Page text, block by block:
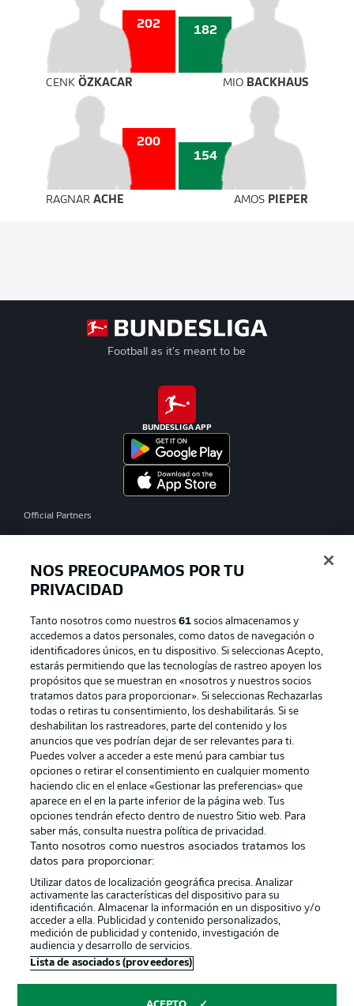
202 182
CENK ÖZKACAR MIO BACKHAUS
200
154
RAGNAR ACHE AMOS PIEPER
Football as it's meant to be
BUNDESLIGA APP
Official Partners
Publicidad Aviso legal
Gestionar las preferencias Declaracion de privacidad
Canales Trabajos
Jugadores Condiciones de uso
Sello Editorial Contacto
© 2026 Bundesliga-Gruppe GmbH
Elegir idioma
NOS PREOCUPAMOS POR TU
PRIVACIDAD
Tanto nosotros como nuestros61 socios almacenamos y
accedemos a datos personales, como datos de navegación o
identificadores únicos, en tu dispositivo. Si seleccionas Acepto,
estarás permitiendo que las tecnologías de rastreo apoyen los
propósitos que se muestran en «nosotros y nuestros socios
tratamos datos para proporcionar». Si seleccionas Rechazarlas
todas o retiras tu consentimiento, los deshabilitarás. Si se
deshabilitan los rastreadores, parte del contenido y los
anuncios que ves podrían dejar de ser relevantes para ti.
Puedes volver a acceder a este menú para cambiar tus
opciones o retirar el consentimiento en cualquier momento
haciendo clic en el enlace «Gestionar las preferencias» que
aparece en el en la parte inferior de la página web. Tus
opciones tendrán efecto dentro de nuestro Sitio web. Para
saber más, consulta nuestra política de privacidad.
Tanto nosotros como nuestros asociados tratamos los
datos para proporcionar:
Utilizar datos de localización geográfica precisa. Analizar
activamente las características del dispositivo para su
identificación. Almacenar la información en un dispositivo y/o
acceder a ella. Publicidad y contenido personalizados,
medición de publicidad y contenido, investigación de
audiencia y desarrollo de servicios.
Lista de asociados (proveedores)